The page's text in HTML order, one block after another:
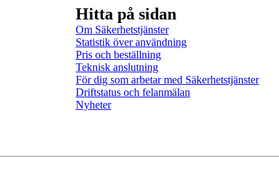
Hitta på sidan
Om Säkerhetstjänster
Statistik över användning
Pris och beställning
Teknisk anslutning
För dig som arbetar med Säkerhetstjänster
Driftstatus och felanmälan
Nyheter